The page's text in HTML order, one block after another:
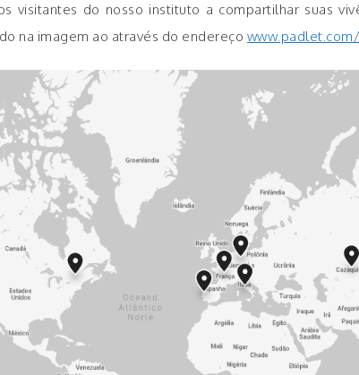
visitantes do nosso instituto a compartilhar suas
na imagem ao através do endereço